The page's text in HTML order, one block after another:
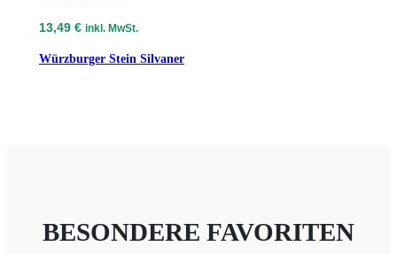
13,49 € inkl. MwSt.
Würzburger Stein Silvaner
BESONDERE FAVORITEN